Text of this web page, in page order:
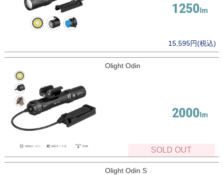
1250
15,595円(税込)
Olight Odin
2000
SOLD OUT
Olight Odin S